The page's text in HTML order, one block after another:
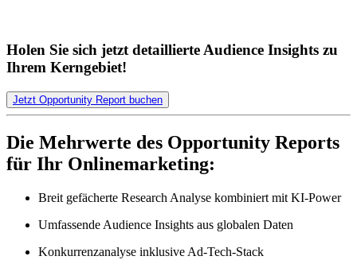
Holen Sie sich jetzt detaillierte Audience Insights zu
Ihrem Kerngebiet!
Jetzt Opportunity Report buchen
Die Mehrwerte des Opportunity Reports
für Ihr Onlinemarketing:
Breit gefächerte Research Analyse kombiniert mit KI-Power
Umfassende Audience Insights aus globalen Daten
Konkurrenzanalyse inklusive Ad-Tech-Stack